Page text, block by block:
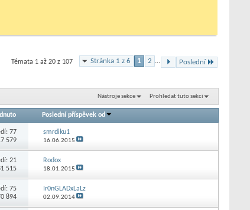
Stránka 1 z 6 1 2 ... Poslední
Témata 1 až 20 z 107
Nástroje sekce Prohledat tuto sekci
Poslední příspěvek od
77
579
smrdiku1
16.06.2015
21
515
Rodox
18.01.2015
75
894
Ir0nGLADxLaLz
02.09.2014